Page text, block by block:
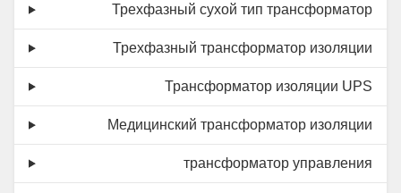
Трехфазный сухой тип трансформатор
Трехфазный трансформатор изоляции
Трансформатор изоляции UPS
Медицинский трансформатор изоляции
трансформатор управления